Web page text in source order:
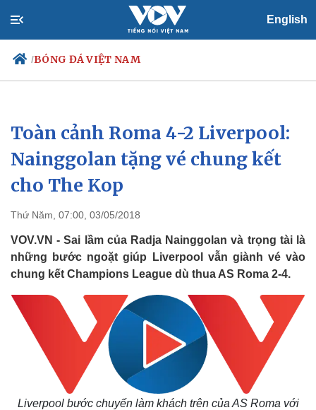
English
/BÓNG ĐÁ VIỆT NAM
Chính trị
Đảng
Tổ chức nhân sự
Quốc hội
Xã hội
Tin 24h
Dự báo thời tiết
Toàn cảnh Roma 4-2 Liverpool:
Nainggolan tặng vé chung kết
cho The Kop
Thứ Năm, 07:00, 03/05/2018
VOV.VN - Sai lầm của Radja Nainggolan và trọng tài là
những bước ngoặt giúp Liverpool vẫn giành vé vào
chung kết Champions League dù thua AS Roma 2-4.
Liverpool bước chuyến làm khách trên của AS Roma với